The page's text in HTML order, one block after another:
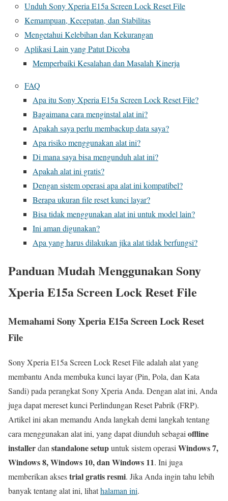
Unduh Sony Xperia E15a Screen Lock Reset File
Kemampuan, Kecepatan, dan Stabilitas
Mengetahui Kelebihan dan Kekurangan
Aplikasi Lain yang Patut Dicoba
Memperbaiki Kesalahan dan Masalah Kinerja
FAQ
Apa itu Sony Xperia E15a Screen Lock Reset File?
Bagaimana cara menginstal alat ini?
Apakah saya perlu membackup data saya?
Apa risiko menggunakan alat ini?
Di mana saya bisa mengunduh alat ini?
Apakah alat ini gratis?
Dengan sistem operasi apa alat ini kompatibel?
Berapa ukuran file reset kunci layar?
Bisa tidak menggunakan alat ini untuk model lain?
Ini aman digunakan?
Apa yang harus dilakukan jika alat tidak berfungsi?
Panduan Mudah Menggunakan Sony
Xperia E15a Screen Lock Reset File
Memahami Sony Xperia E15a Screen Lock Reset
File
Sony Xperia E15a Screen Lock Reset File adalah alat yang
membantu Anda membuka kunci layar (Pin, Pola, dan Kata
Sandi) pada perangkat Sony Xperia Anda. Dengan alat ini, Anda
juga dapat mereset kunci Perlindungan Reset Pabrik (FRP).
Artikel ini akan memandu Anda langkah demi langkah tentang
cara menggunakan alat ini, yang dapat diunduh sebagai offline
installerdan standalone setupuntuk sistem operasi Windows 7,
Windows 8, Windows 10, dan Windows 11. Ini juga
memberikan aksestrial gratis resmi. Jika Anda ingin tahu lebih
banyak tentang alat ini, lihathalaman ini.